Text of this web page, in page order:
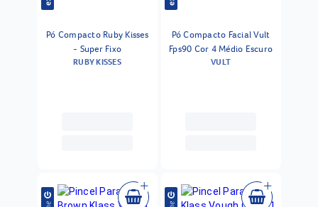
Pó Compacto Ruby Kisses
- Super Fixo
RUBY KISSES
Pó Compacto Facial Vult
Fps90 Cor 4 Médio Escuro
VULT